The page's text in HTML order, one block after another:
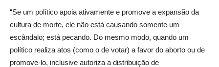
“Se um político apoia ativamente e promove a expansão da
cultura de morte, ele não está causando somente um
escândalo; está pecando. Do mesmo modo, quando um
político realiza atos (como o de votar) a favor do aborto ou de
promove-lo, inclusive autoriza a distribuição de